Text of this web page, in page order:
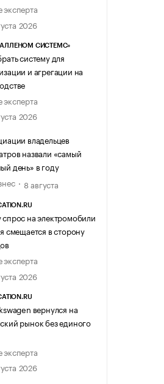
2026
СИСТЕМС»
систему для
и агрегации на
2026
владельцев
назвали «самый
день» в году
8 августа
на электромобили
смещается в сторону
2026
вернулся на
рынок без единого
2026